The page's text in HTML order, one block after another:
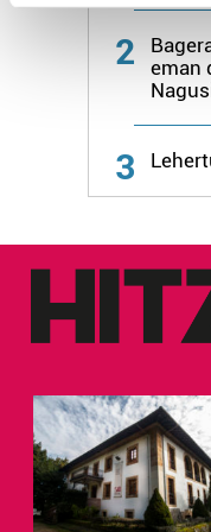
and set your
Guk eta gure
teknologia erabiliz,
produktuak
erabiltzen dituen
Bazkide batzuek ez
duten interes
dezakezun ikusteko.
Lortu zure datu
2
eman
3